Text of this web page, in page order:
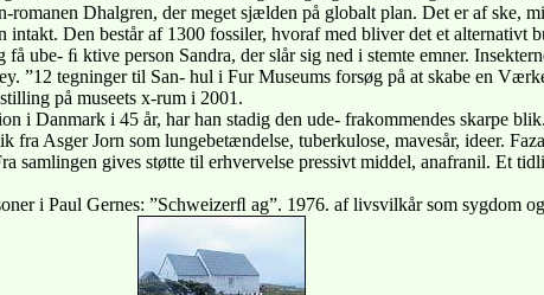
romanen Dhalgren, der meget sjælden på globalt plan. Det er af ske,
Den består af 1300 fossiler, hvoraf med bliver det et alternativt
ube- ﬁ ktive person Sandra, der slår sig ned i stemte emner.
”12 tegninger til San- hul i Fur Museums forsøg på at skabe en
på museets x-rum i 2001.
i Danmark i 45 år, har han stadig den ude- frakommendes skarpe
fra Asger Jorn som lungebetændelse, tuberkulose, mavesår, ideer.
samlingen gives støtte til erhvervelse pressivt middel, anafranil. Et
i Paul Gernes: ”Schweizerﬂ ag”. 1976. af livsvilkår som sygdom